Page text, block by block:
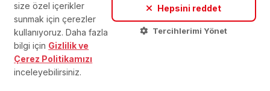
size özel içerikler
sunmak için çerezler
kullanıyoruz. Daha fazla
bilgi için Gizlilik ve
Çerez Politikamızı
inceleyebilirsiniz.
Hepsini reddet
Tercihlerimi Yönet